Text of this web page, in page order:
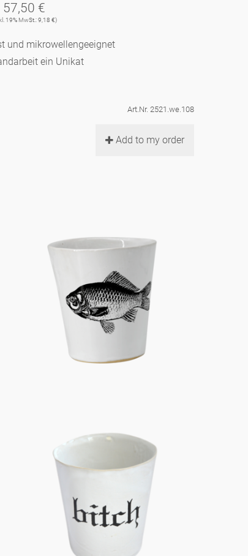
57,50 €
19% MwSt.: 9,18 €)
und mikrowellengeeignet
ein Unikat
Art.Nr. 2521.we.108
Add to my order